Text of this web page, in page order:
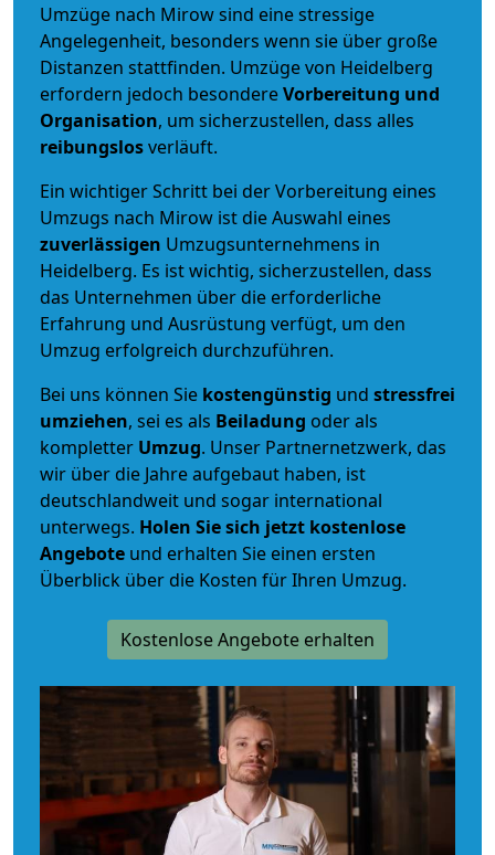
Umzüge nach Mirow sind eine stressige
Angelegenheit, besonders wenn sie über große
Distanzen stattfinden. Umzüge von Heidelberg
erfordern jedoch besondereVorbereitung und
Organisation, um sicherzustellen, dass alles
reibungslosverläuft.
Ein wichtiger Schritt bei der Vorbereitung eines
Umzugs nach Mirow ist die Auswahl eines
zuverlässigen Umzugsunternehmens in
Heidelberg. Es ist wichtig, sicherzustellen, dass
das Unternehmen über die erforderliche
Erfahrung und Ausrüstung verfügt, um den
Umzug erfolgreich durchzuführen.
Bei uns können Sie kostengünstig und stressfrei
umziehen, sei es als Beiladung oder als
kompletter Umzug. Unser Partnernetzwerk, das
wir über die Jahre aufgebaut haben, ist
deutschlandweit und sogar international
unterwegs. Holen Sie sich jetzt kostenlose
Angebote und erhalten Sie einen ersten
Überblick über die Kosten für Ihren Umzug.
Kostenlose Angebote erhalten